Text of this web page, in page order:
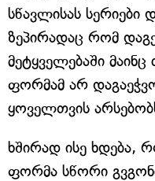
სწავლისას სერიები
ზეპირადაც რომ
მეტყველებაში
ფორმამ არ
ყოველთვის
ხშირად ისე ხდება,
ფორმა სწორი